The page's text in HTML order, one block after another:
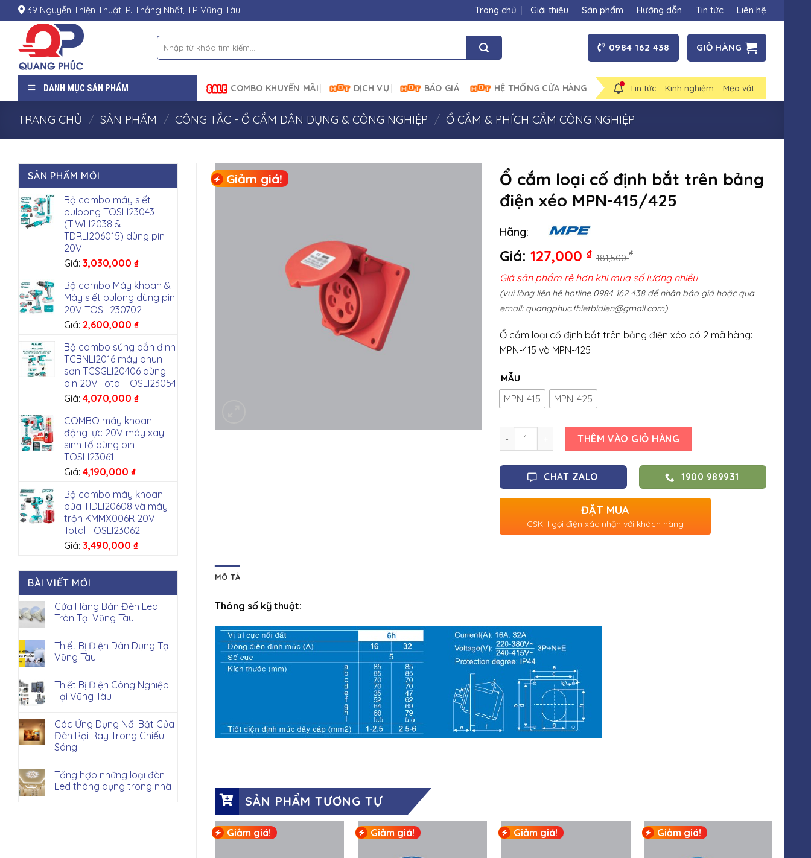
to
content
39 Nguyễn Thiện Thuật, P. Thắng Nhất, TP Vũng Tàu Trang chủ Giới thiệu Sản phẩm Hướng dẫn Tin tức Liên hệ
Tìm
kiếm:
0984 162 438 GIỎ HÀNG
DANH MỤC SẢN PHẨM COMBO KHUYẾN MÃI DỊCH VỤ BÁO GIÁ HỆ THỐNG CỬA HÀNG Tin tức – Kinh nghiệm – Mẹo vặt
TRANG CHỦ / SẢN PHẨM / CÔNG TẮC - Ổ CẮM DÂN DỤNG & CÔNG NGHIỆP / Ổ CẮM & PHÍCH CẮM CÔNG NGHIỆP
SẢN PHẨM MỚI
Bộ combo máy siết
buloong TOSLI23043
(TIWLI2038 &
TDRLI206015) dùng pin
20V
Giá: 3,030,000 ₫
Bộ combo Máy khoan &
Máy siết bulong dùng pin
20V TOSLI230702
Giá: 2,600,000 ₫
Bộ combo súng bắn đinh
TCBNLI2016 máy phun
sơn TCSGLI20406 dùng
pin 20V Total TOSLI23054
Giá: 4,070,000 ₫
COMBO máy khoan
động lực 20V máy xay
sinh tố dùng pin
TOSLI23061
Giá: 4,190,000 ₫
Bộ combo máy khoan
búa TIDLI20608 và máy
trộn KMMX006R 20V
Total TOSLI23062
Giá: 3,490,000 ₫
BÀI VIẾT MỚI
Cửa Hàng Bán Đèn Led
Tròn Tại Vũng Tàu
Thiết Bị Điện Dân Dụng Tại
Vũng Tàu
Thiết Bị Điện Công Nghiệp
Tại Vũng Tàu
Các Ứng Dụng Nổi Bật Của
Đèn Rọi Ray Trong Chiếu
Sáng
Tổng hợp những loại đèn
Led thông dụng trong nhà
Giảm giá!
Ổ cắm loại cố định bắt trên bảng
điện xéo MPN-415/425
Giá: 181,500₫
127,000 ₫
Hãng:
Giá sản phẩm rẻ hơn khi mua số lượng nhiều
(vui lòng liên hệ hotline 0984 162 438 để nhận báo giá hoặc qua
email: quangphuc.thietbidien@gmail.com)
Ổ cắm loại cố định bắt trên bảng điện xéo có 2 mã hàng:
MPN-415 và MPN-425
MẪU
MPN-415 MPN-425
Số lượng THÊM VÀO GIỎ HÀNG
CHAT ZALO 1900 989931
ĐẶT MUA
CSKH gọi điện xác nhận với khách hàng
MÔ TẢ
Thông số kỹ thuật:
SẢN PHẨM TƯƠNG TỰ
Giảm giá! Giảm giá! Giảm giá! Giảm giá!